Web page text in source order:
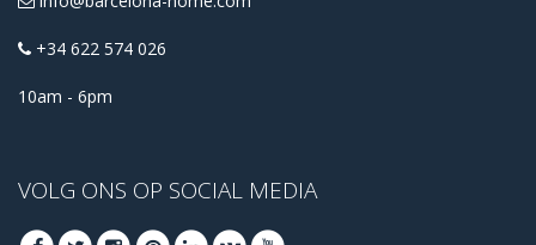
+34 622 574 026
10am - 6pm
VOLG ONS OP SOCIAL MEDIA